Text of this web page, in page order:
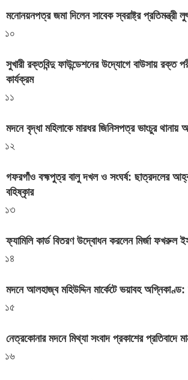
মনোনয়নপত্র জমা দিলেন সাবেক স্বরাষ্ট্র প্রতিমন্ত্রী
১০
সুখারী রক্তবিন্দু ফাউন্ডেশনের উদ্যোগে বাউসায় রক্ত
কার্যক্রম
১১
মদনে বৃদ্ধা মহিলাকে মারধর জিনিসপত্র ভাংচুর থানায়
১২
গফরগাঁও বহ্মপুত্র বালু দখল ও সংঘর্ষ: ছাত্রদলের
বহিষ্কৃার
১৩
ফ্যামিলি কার্ড বিতরণ উদ্বোধন করলেন মির্জা ফখরুল
১৪
মদনে আলহাজ্ব মহিউদ্দিন মার্কেটে ভয়াবহ অগ্নিকাণ্ড:
১৫
নেত্রকোনার মদনে মিথ্যা সংবাদ প্রকাশের প্রতিবাদে
১৬